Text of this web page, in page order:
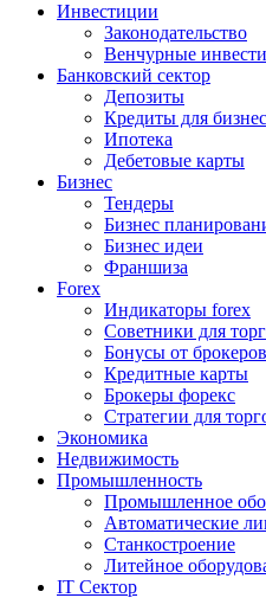
Инвестиции
Законодательство
Венчурные
Банковский сектор
Депозиты
Кредиты для
Ипотека
Дебетовые карты
Бизнес
Тендеры
Бизнес
Бизнес идеи
Франшиза
Forex
Индикаторы forex
Советники для
Бонусы от брокеров
Кредитные карты
Брокеры форекс
Стратегии для
Экономика
Недвижимость
Промышленность
Промышленное
Автоматические
Станкостроение
Литейное
IT Сектор